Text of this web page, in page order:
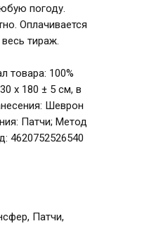
погоду.
Оплачивается
тираж.
товара: 100%
х 180 ± 5 см, в
Шеврон
Патчи; Метод
4620752526540
Патчи,